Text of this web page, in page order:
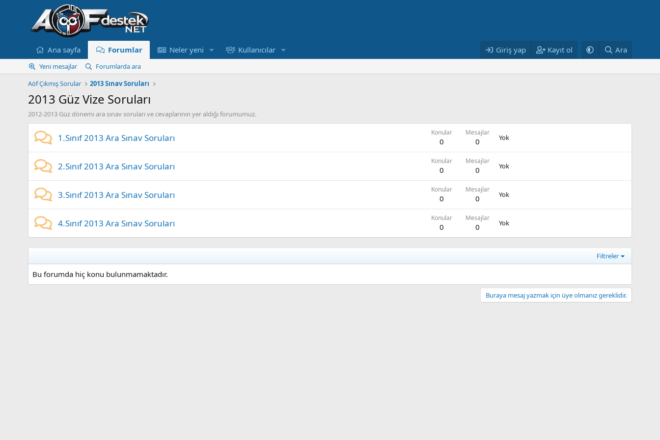
Ana sayfa Forumlar Neler yeni Kullanıcılar Giriş yap Kayıt ol Ara
Yeni mesajlar
Forumlarda ara
Aöf Çıkmış Sorular
2013 Sınav Soruları
2013 Güz Vize Soruları
2012-2013 Güz dönemi ara sınav soruları ve cevaplarının yer aldığı forumumuz.
1.Sınıf 2013 Ara Sınav Soruları Konular
0
Mesajlar
0 Yok
2.Sınıf 2013 Ara Sınav Soruları Konular
0
Mesajlar
0 Yok
3.Sınıf 2013 Ara Sınav Soruları Konular
0
Mesajlar
0 Yok
4.Sınıf 2013 Ara Sınav Soruları Konular
0
Mesajlar
0 Yok
Filtreler
Bu forumda hiç konu bulunmamaktadır.
Buraya mesaj yazmak için üye olmanız gereklidir.